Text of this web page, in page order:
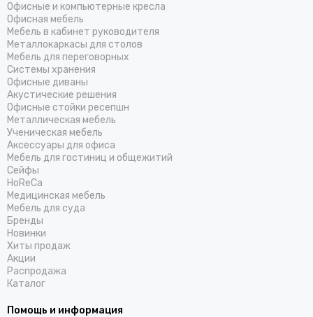
Офисные и компьютерные кресла
Офисная мебель
Мебель в кабинет руководителя
Металлокаркасы для столов
Мебель для переговорных
Системы хранения
Офисные диваны
Акустические решения
Офисные стойки ресепшн
Металлическая мебель
Ученическая мебель
Аксессуары для офиса
Мебель для гостиниц и общежитий
Cейфы
HoReCa
Медицинская мебель
Мебель для суда
Бренды
Новинки
Хиты продаж
Акции
Распродажа
Каталог
Помощь и информация